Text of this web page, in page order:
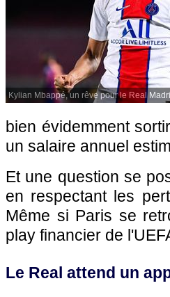
Kylian Mbappé, un rêve pour le Real
bien évidemment
un salaire annuel
Et une question se
en respectant les
Même si Paris se
play financier de
Le Real attend un